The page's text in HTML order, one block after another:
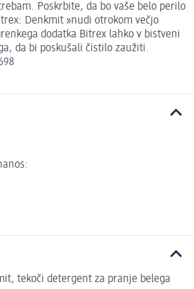
Poskrbite, da bo vaše belo perilo
Denkmit »nudi otrokom večjo
dodatka Bitrex lahko v bistveni
da bi poskušali čistilo zaužiti.
tekoči detergent za pranje belega